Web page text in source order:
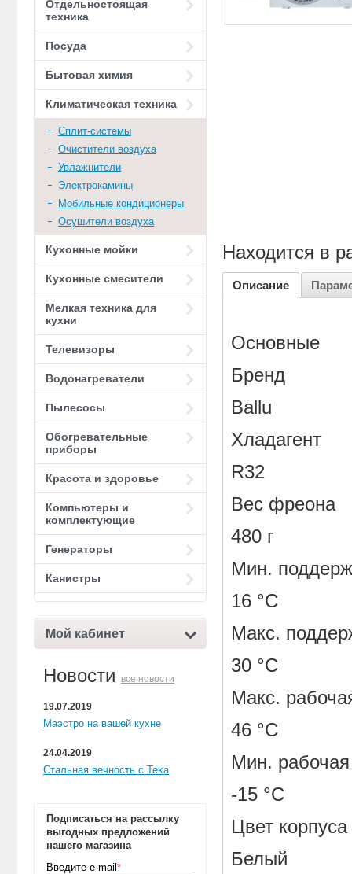
Отдельностоящая
техника
Посуда
Бытовая химия
Климатическая техника
Сплит-системы
Очистители воздуха
Увлажнители
Электрокамины
Мобильные кондиционеры
Осушители воздуха
Кухонные мойки
Кухонные смесители
Мелкая техника для
кухни
Телевизоры
Водонагреватели
Пылесосы
Обогревательные
приборы
Красота и здоровье
Компьютеры и
комплектующие
Генераторы
Канистры
Мой кабинет
Новости все новости
19.07.2019
Маэстро на вашей кухне
24.04.2019
Стальная вечность с Teka
Подписаться на рассылку
выгодных предложений
нашего магазина
Введите e-mail *
Находится в
Описание
Основные
Бренд
Ballu
Хладагент
R32
Вес фреона
480 г
Мин.
16 °С
Макс.
30 °С
Макс.
46 °С
Мин.
-15 °С
Цвет
Белый